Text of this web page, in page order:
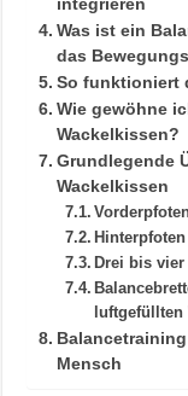
integrieren
Was ist ein
das
So funktioniert
Wie gewöhne
Wackelkissen?
Grundlegende
Wackelkissen
Drei bis vier
luftgefüllten
Mensch